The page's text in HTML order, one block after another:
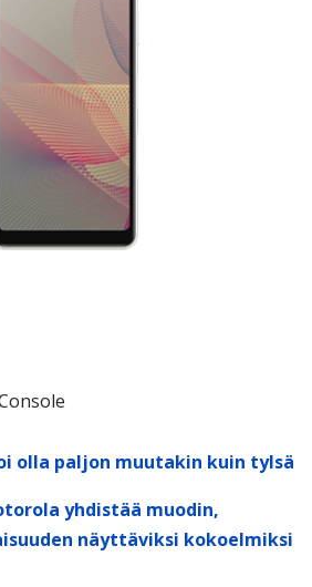
olla paljon muutakin kuin tylsä
yhdistää muodin,
näyttäviksi kokoelmiksi